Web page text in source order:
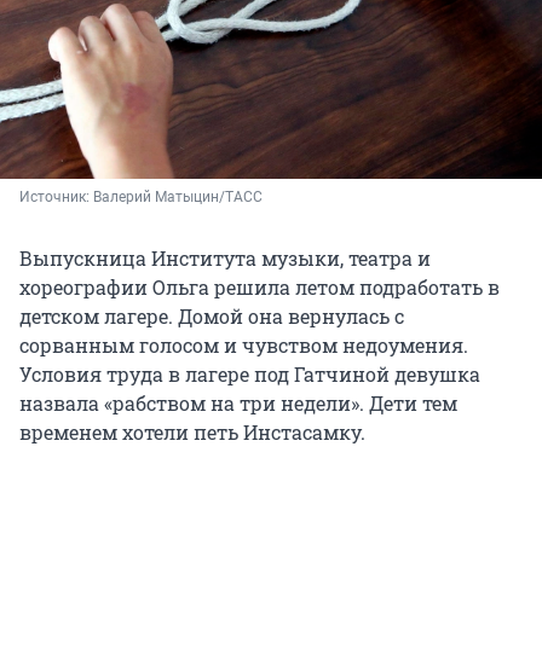
Источник: Валерий Матыцин/ТАСС
Выпускница Института музыки, театра и
хореографии Ольга решила летом подработать в
детском лагере. Домой она вернулась с
сорванным голосом и чувством недоумения.
Условия труда в лагере под Гатчиной девушка
назвала «рабством на три недели». Дети тем
временем хотели петь Инстасамку.